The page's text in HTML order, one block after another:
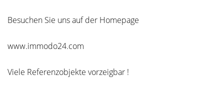
Besuchen Sie uns auf der Homepage
www.immodo24.com
Viele Referenzobjekte vorzeigbar !